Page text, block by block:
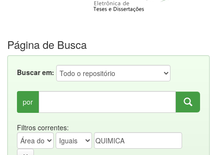
Página de Busca
Buscar em:
por
Filtros correntes: